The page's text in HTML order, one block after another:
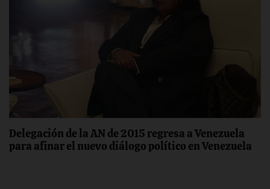
Delegación de la AN de 2015 regresa a Venezuela
para afinar el nuevo diálogo político en Venezuela